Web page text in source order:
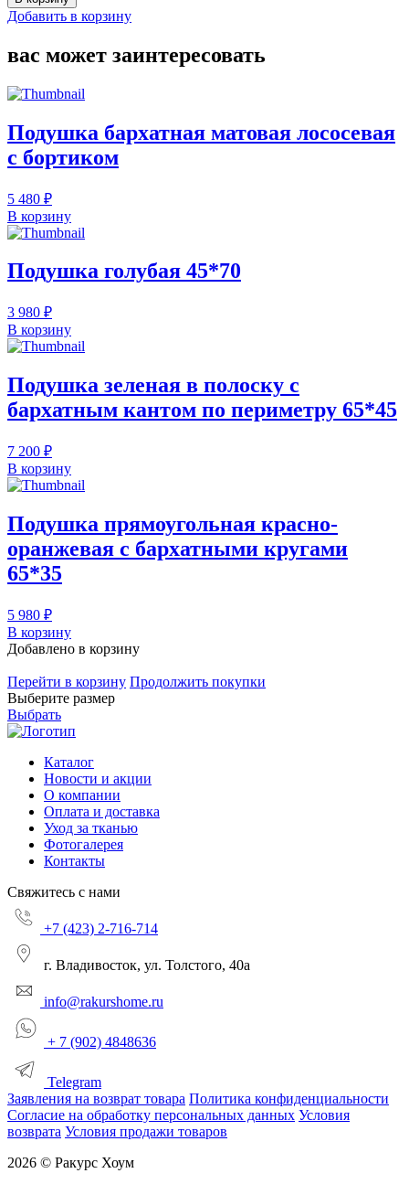
хаки
55*55
Добавить в корзину
вас может заинтересовать
Подушка бархатная матовая лососевая
с бортиком
5 480 ₽
В корзину
Подушка голубая 45*70
3 980 ₽
В корзину
Подушка зеленая в полоску с
бархатным кантом по периметру 65*45
7 200 ₽
В корзину
Подушка прямоугольная красно-
оранжевая c бархатными кругами
65*35
5 980 ₽
В корзину
Добавлено в корзину
Перейти в корзину Продолжить покупки
Выберите размер
Выбрать
Каталог
Новости и акции
О компании
Оплата и доставка
Уход за тканью
Фотогалерея
Контакты
Свяжитесь с нами
+7 (423) 2-716-714
г. Владивосток, ул. Толстого, 40а
info@rakurshome.ru
+ 7 (902) 4848636
Telegram
Заявления на возврат товара Политика конфиденциальности
Согласие на обработку персональных данных Условия
возврата Условия продажи товаров
2026 © Ракурс Хоум